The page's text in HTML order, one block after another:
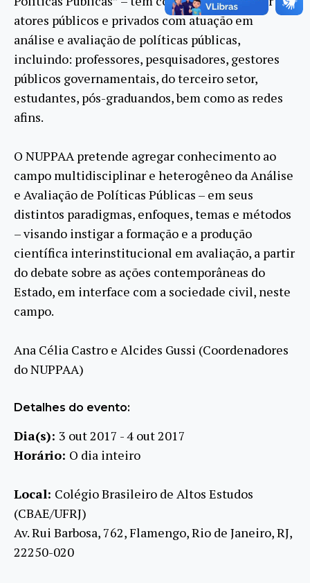
atores públicos e privados com atuação em
análise e avaliação de políticas públicas,
incluindo: professores, pesquisadores, gestores
públicos governamentais, do terceiro setor,
estudantes, pós-graduandos, bem como as redes
afins.
O NUPPAA pretende agregar conhecimento ao
campo multidisciplinar e heterogêneo da Análise
e Avaliação de Políticas Públicas – em seus
distintos paradigmas, enfoques, temas e métodos
– visando instigar a formação e a produção
científica interinstitucional em avaliação, a partir
do debate sobre as ações contemporâneas do
Estado, em interface com a sociedade civil, neste
campo.
Ana Célia Castro e Alcides Gussi (Coordenadores
do NUPPAA)
Detalhes do evento:
Dia(s): 3 out 2017 - 4 out 2017
Horário: O dia inteiro
Local: Colégio Brasileiro de Altos Estudos
(CBAE/UFRJ)
Av. Rui Barbosa, 762, Flamengo, Rio de Janeiro, RJ,
22250-020